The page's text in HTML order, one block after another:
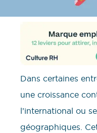
Dans certaines
une croissance
l’international ou
géographiques.